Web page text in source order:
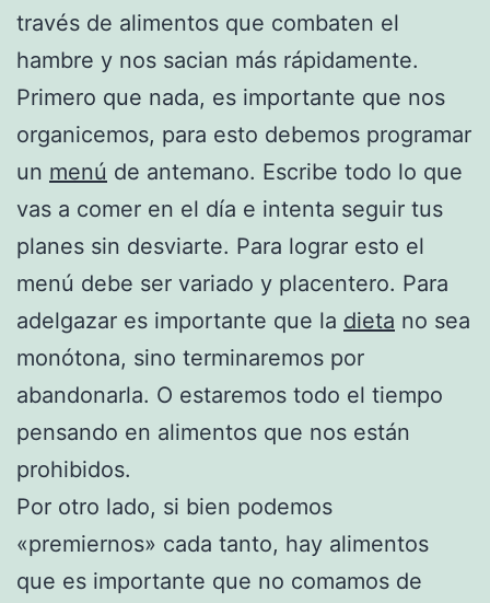
través de alimentos que combaten el
hambre y nos sacian más rápidamente.
Primero que nada, es importante que nos
organicemos, para esto debemos programar
un menú de antemano. Escribe todo lo que
vas a comer en el día e intenta seguir tus
planes sin desviarte. Para lograr esto el
menú debe ser variado y placentero. Para
adelgazar es importante que la dieta no sea
monótona, sino terminaremos por
abandonarla. O estaremos todo el tiempo
pensando en alimentos que nos están
prohibidos.
Por otro lado, si bien podemos
«premiernos» cada tanto, hay alimentos
que es importante que no comamos de